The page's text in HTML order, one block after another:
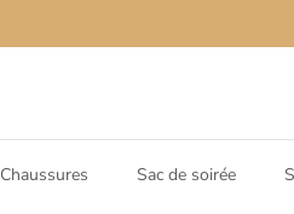
Chaussures Sac de soirée